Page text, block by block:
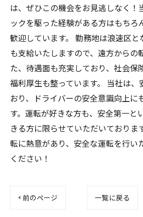
は、ぜひこの機会をお見逃しなく！
ックを駆った経験がある方はもちろ
歓迎しています。 勤務地は浪速区
も支給いたしますので、遠方からの
た、待遇面も充実しており、社会保
福利厚生も整っています。 当社は、
おり、ドライバーの安全意識向上に
す。運転が好きな方も、安全第一と
きる方に限らせていただいておりま
転に熱意があり、安全な運転を行い
ください！
< 前のページ 一覧に戻る